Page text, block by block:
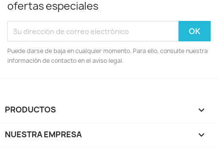
ofertas especiales
Puede darse de baja en cualquier momento. Para ello, consulte nuestra
información de contacto en el aviso legal.
PRODUCTOS 
NUESTRA EMPRESA 